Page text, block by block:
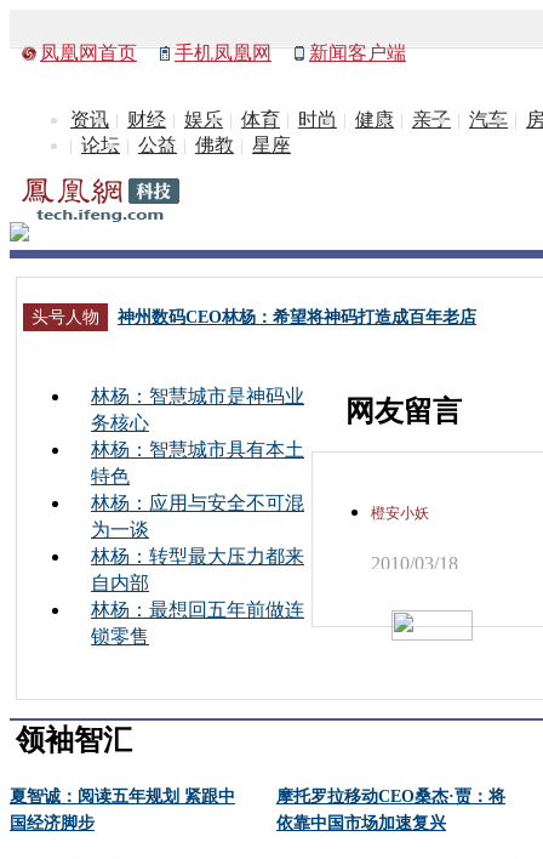
凤凰网首页 手机凤凰网 新闻客户端
资讯 财经 娱乐 体育 时尚 健康 亲子 汽车
论坛
公益 佛教 星座
头号人物 神州数码CEO林杨：希望将神码打造成百年老店
林杨：智慧城市是神码业
务核心
林杨：智慧城市具有本土
特色
林杨：应用与安全不可混
为一谈
林杨：转型最大压力都来
自内部
林杨：最想回五年前做连
锁零售
网友留言
橙安小妖
2010/03/18
的，什么事都是欲
领袖智汇
夏智诚：阅读五年规划 紧跟中
国经济脚步
摩托罗拉移动CEO桑杰·贾：将
依靠中国市场加速复兴